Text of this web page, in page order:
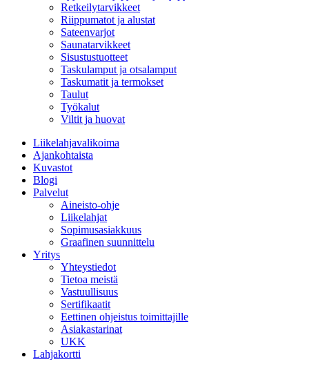
Retkeilytarvikkeet
Riippumatot ja alustat
Sateenvarjot
Saunatarvikkeet
Sisustustuotteet
Taskulamput ja otsalamput
Taskumatit ja termokset
Taulut
Työkalut
Viltit ja huovat
Liikelahjavalikoima
Ajankohtaista
Kuvastot
Blogi
Palvelut
Aineisto-ohje
Liikelahjat
Sopimusasiakkuus
Graafinen suunnittelu
Yritys
Yhteystiedot
Tietoa meistä
Vastuullisuus
Sertifikaatit
Eettinen ohjeistus toimittajille
Asiakastarinat
UKK
Lahjakortti